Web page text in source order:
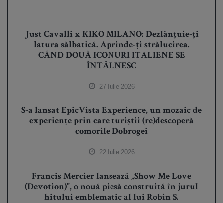
Just Cavalli x KIKO MILANO: Dezlănțuie-ți
latura sălbatică. Aprinde-ți strălucirea.
CÂND DOUĂ ICONURI ITALIENE SE
ÎNTÂLNESC
27 Iulie 2026
S-a lansat EpicVista Experience, un mozaic de
experiențe prin care turiștii (re)descoperă
comorile Dobrogei
22 Iulie 2026
Francis Mercier lansează „Show Me Love
(Devotion)”, o nouă piesă construită în jurul
hitului emblematic al lui Robin S.